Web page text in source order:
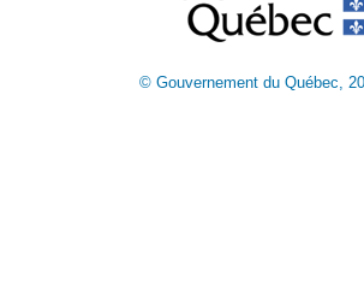
© Gouvernement du Québec,